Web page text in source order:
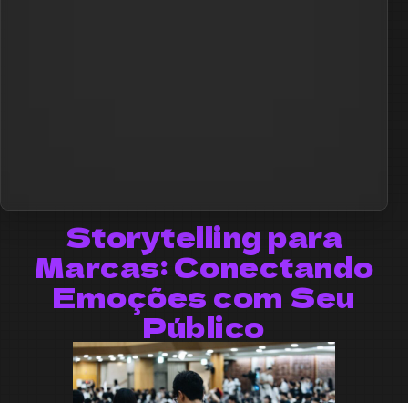
Storytelling para
Marcas: Conectando
Emoções com Seu
Público